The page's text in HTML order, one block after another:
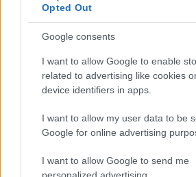
Opted Out
Google consents
I want to allow Google to enable
related to advertising like cookies
device identifiers in apps.
I want to allow my user data to be
Google for online advertising
I want to allow Google to send me
personalized advertising.
Népszerű